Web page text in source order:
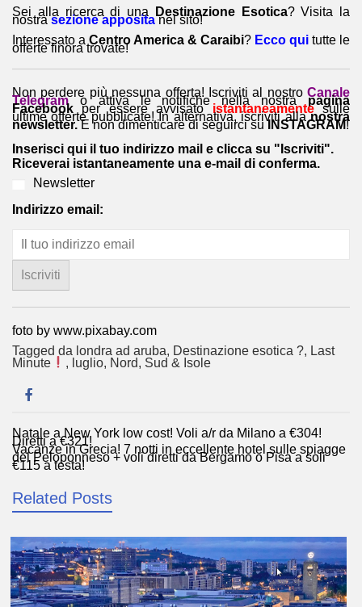
Sei alla ricerca di una
Destinazione Esotica? Visita la
nostra sezione apposita nel sito!
Interessato a Centro America & Caraibi? Ecco qui tutte le
offerte finora trovate!
Non perdere più nessuna offerta! Iscriviti al nostro Canale
Telegramo attiva le notifiche nella nostrapagina
Facebookper essere avvisato istantaneamentesulle
ultime offerte pubblicate! In alternativa, iscriviti allanostra
newsletter.E non dimenticare di seguirci suINSTAGRAM!
Inserisci qui il tuo indirizzo mail e clicca su "Iscriviti".
Riceverai istantaneamente una e-mail di conferma.
Newsletter
Indirizzo email:
foto by www.pixabay.com
Tagged da londra ad aruba, Destinazione esotica ?, Last
Minute
, luglio, Nord, Sud & Isole
Navigazione
articoli
Natale a New York low cost! Voli a/r da Milano a €304!
Diretti a €321!
Vacanze in Grecia! 7 notti in eccellente hotel sulle spiagge
del Peloponneso + voli diretti da Bergamo o Pisa a soli
€115 a testa!
Related Posts